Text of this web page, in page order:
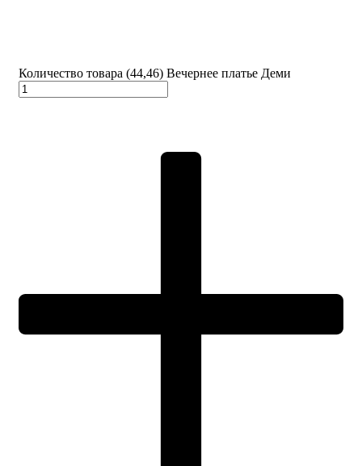
Количество товара (44,46) Вечернее платье Деми